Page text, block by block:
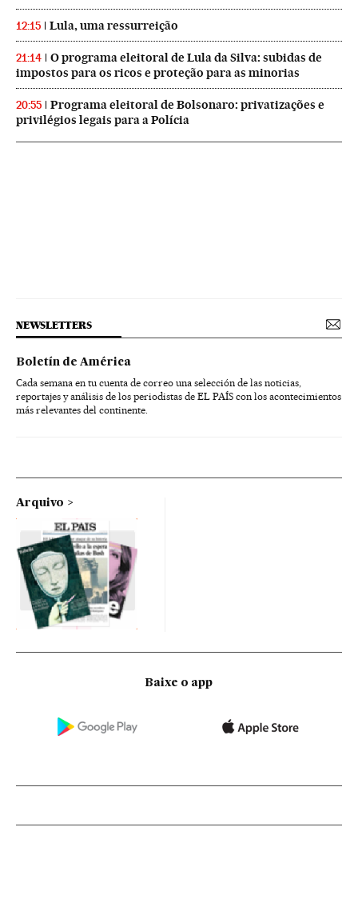
12:15 Lula, uma ressurreição
21:14
O programa eleitoral de Lula da Silva: subidas de
impostos para os ricos e proteção para as minorias
20:55
Programa eleitoral de Bolsonaro: privatizações e
privilégios legais para a Polícia
NEWSLETTERS
Boletín de América
Cada semana en tu cuenta de correo una selección de las noticias,
reportajes y análisis de los periodistas de EL PAÍS con los acontecimientos
más relevantes del continente.
Arquivo
Baixe o app